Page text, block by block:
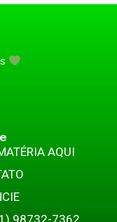
AQUI
98732-7362